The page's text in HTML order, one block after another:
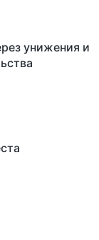
унижения и